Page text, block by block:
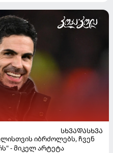
ᲡᲮᲕᲐᲓᲐᲡᲮᲕᲐ
იბრძოლებს, ჩვენ
- მიკელ არტეტა